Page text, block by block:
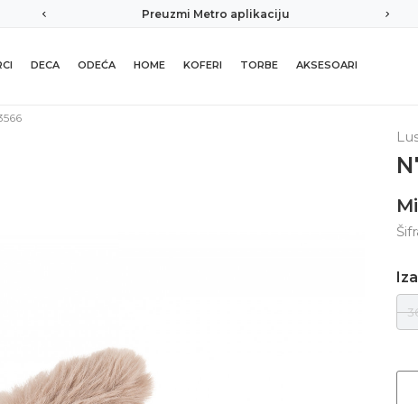
Preuzmi Metro aplikaciju
DECA ODEĆA HOME KOFERI TORBE AKSESOARI